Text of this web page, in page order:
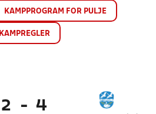
KAMPPROGRAM FOR PULJE
KAMPREGLER
2 - 4